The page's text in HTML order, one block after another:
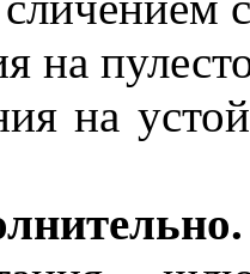
на
на